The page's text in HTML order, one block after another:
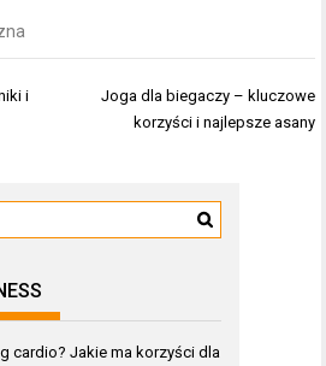
i
Joga dla biegaczy – kluczowe
korzyści i najlepsze asany
cardio? Jakie ma korzyści dla